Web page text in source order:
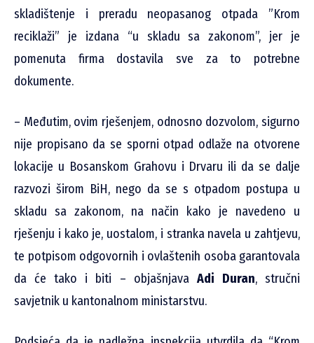
skladištenje i preradu neopasanog otpada ”Krom
reciklaži” je izdana “u skladu sa zakonom”, jer je
pomenuta firma dostavila sve za to potrebne
dokumente.
– Međutim, ovim rješenjem, odnosno dozvolom, sigurno
nije propisano da se sporni otpad odlaže na otvorene
lokacije u Bosanskom Grahovu i Drvaru ili da se dalje
razvozi širom BiH, nego da se s otpadom postupa u
skladu sa zakonom, na način kako je navedeno u
rješenju i kako je, uostalom, i stranka navela u zahtjevu,
te potpisom odgovornih i ovlaštenih osoba garantovala
da će tako i biti – objašnjavaAdi Duran, stručni
savjetnik u kantonalnom ministarstvu.